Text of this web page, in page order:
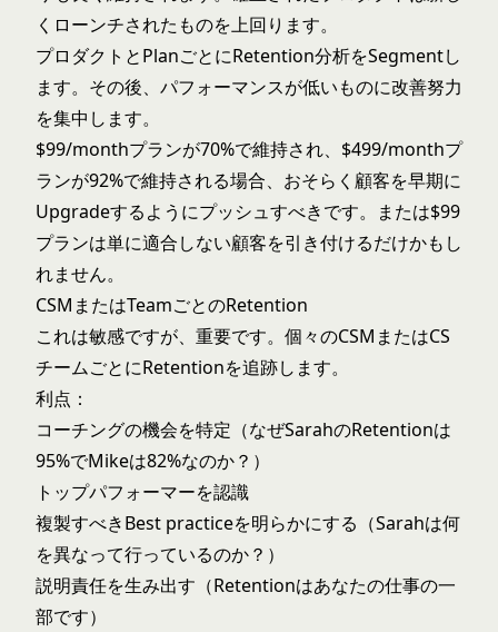
くローンチされたものを上回ります。
プロダクトとPlanごとにRetention分析をSegmentし
ます。その後、パフォーマンスが低いものに改善努力
を集中します。
$99/monthプランが70%で維持され、$499/monthプ
ランが92%で維持される場合、おそらく顧客を早期に
Upgradeするようにプッシュすべきです。または$99
プランは単に適合しない顧客を引き付けるだけかもし
れません。
CSMまたはTeamごとのRetention
これは敏感ですが、重要です。個々のCSMまたはCS
チームごとにRetentionを追跡します。
利点：
コーチングの機会を特定（なぜSarahのRetentionは
95%でMikeは82%なのか？）
トップパフォーマーを認識
複製すべきBest practiceを明らかにする（Sarahは何
を異なって行っているのか？）
説明責任を生み出す（Retentionはあなたの仕事の一
部です）